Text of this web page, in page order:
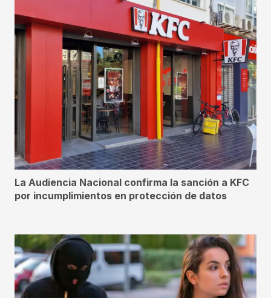
La Audiencia Nacional confirma la sanción a KFC
por incumplimientos en protección de datos